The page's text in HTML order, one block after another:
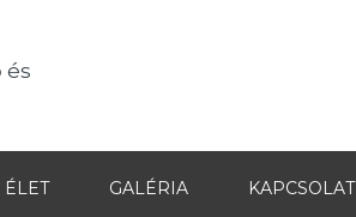
és
ÉLET GALÉRIA KAPCSOLAT